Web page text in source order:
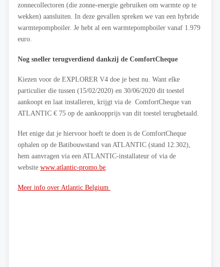
zonnecollectoren (die zonne-energie gebruiken om warmte op te
wekken) aansluiten. In deze gevallen spreken we van een hybride
warmtepompboiler. Je hebt al een warmtepompboiler vanaf 1.979
euro.
Nog sneller terugverdiend dankzij de ComfortCheque
Kiezen voor de EXPLORER V4 doe je best nu. Want elke
particulier die tussen (15/02/2020) en 30/06/2020 dit toestel
aankoopt en laat installeren, krijgt via de ComfortCheque van
ATLANTIC € 75 op de aankoopprijs van dit toestel terugbetaald.
Het enige dat je hiervoor hoeft te doen is de ComfortCheque
ophalen op de Batibouwstand van ATLANTIC (stand 12.302),
hem aanvragen via een ATLANTIC-installateur of via de
website www.atlantic-promo.be
Meer info over Atlantic Belgium